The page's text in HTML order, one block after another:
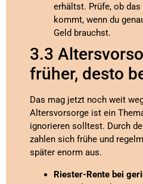
erhältst. Prüfe, ob
kommt, wenn du
Geld brauchst.
3.3
früher, desto
Das mag jetzt noch weit
Altersvorsorge ist ein
ignorieren solltest. Durch
zahlen sich frühe und
später enorm aus.
Riester-Rente bei